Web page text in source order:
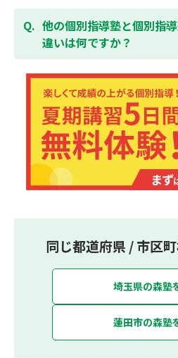
集団指導塾は多人数の生徒
授業と似たスタイルでの指導
塾の森塾は一人ひとりの学
に指導します。
他の個別指導塾と個別指
違いは何ですか？
個別指導塾の森塾は、「先
別指導で、「1科目＋20点の
です。しかも、「保護者様に
くの保護者様からご好評い
同じ都道府県 / 市区
埼玉県の森塾
蓮田市の森塾